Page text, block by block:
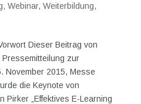
, Webinar, Weiterbildung,
Dieser Beitrag von
zur
November 2015, Messe
die Keynote von
Pirker „Effektives E-Learning